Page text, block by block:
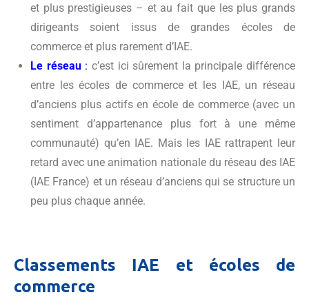
et plus prestigieuses – et au fait que les plus grands
dirigeants soient issus de grandes écoles de
commerce et plus rarement d’IAE.
Le réseau: c’est ici sûrement la principale différence
entre les écoles de commerce et les IAE, un réseau
d’anciens plus actifs en école de commerce (avec un
sentiment d’appartenance plus fort à une même
communauté) qu’en IAE. Mais les IAE rattrapent leur
retard avec une animation nationale du réseau des IAE
(IAE France) et un réseau d’anciens qui se structure un
peu plus chaque année.
Classements IAE et écoles de
commerce